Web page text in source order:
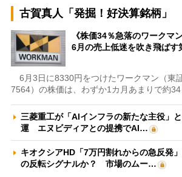
古賀真人「発掘！好決算銘柄」
《株価34％急落のワークマ
6月の売上低迷を吹き飛ば
6月3日に8330円をつけたワークマン（東
7564）の株価は、わずか1カ月あまりで約34
三菱重工が「AIインフラの新たな主役」
運 エヌビディアとの提携でAI…
キオクシアHD「7万円割れからの急反発
の反転シグナルか？ 市場のムー…